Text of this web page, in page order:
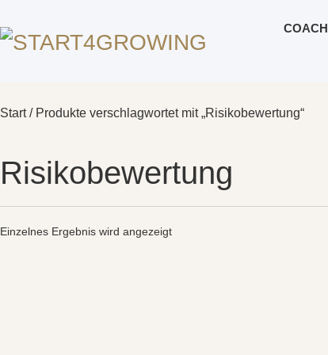
Start/ Produkte verschlagwortet mit „Risikobewertung“
Risikobewertung
Einzelnes Ergebnis wird angezeigt